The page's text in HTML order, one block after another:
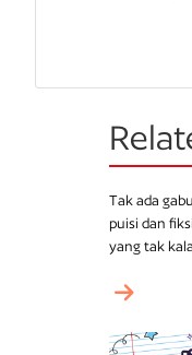
Tak ada
puisi dan
yang tak